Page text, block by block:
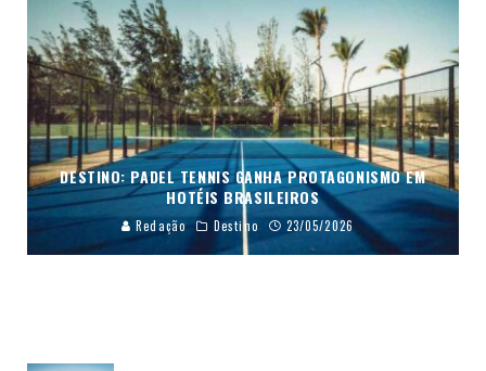
DESTINO: PADEL TENNIS GANHA PROTAGONISMO EM
HOTÉIS BRASILEIROS
Redação Destino 23/05/2026